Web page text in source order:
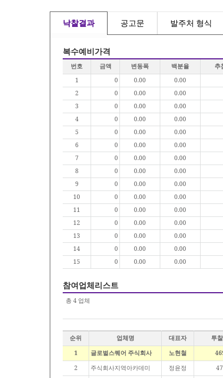
낙찰결과 공고문 발주처 형식
복수예비가격
번호 금액 변동폭 백분율
추
1
0 0.00
0.00
2
0 0.00
0.00
3
0 0.00
0.00
4
0 0.00
0.00
5
0 0.00
0.00
6
0 0.00
0.00
7
0 0.00
0.00
8
0 0.00
0.00
9
0 0.00
0.00
10
0 0.00
0.00
11
0 0.00
0.00
12
0 0.00
0.00
13
0 0.00
0.00
14
0 0.00
0.00
15
0 0.00 0.00
참여업체리스트
총 4 업체
순위 업체명 대표자
투
1
글로벌스퀘어 주식회사 노현철
2
주식회사지역아카데미 정윤정